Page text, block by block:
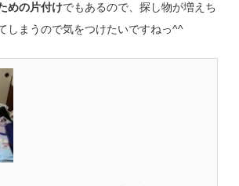
めの片付けでもあるので、探し物が増えち
しまうので気をつけたいですねっ^^